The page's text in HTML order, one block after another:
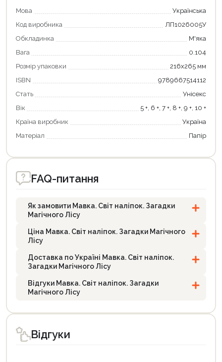
Мова
Українська
Код виробника
ЛП1026005У
Обкладинка
М'яка
Вага
0.104
Розмір упаковки
216х265 мм
ISBN
9789667514112
Стать
Унісекс
Вік
5 +, 6 +, 7 +, 8 +, 9 +, 10 +
Країна виробник
Україна
Матеріал
Папір
FAQ-питання
Як замовити Мавка. Світ наліпок. Загадки
Магічного Лісу
Ціна Мавка. Світ наліпок. Загадки Магічного
Лісу
Доставка по Україні Мавка. Світ наліпок.
Загадки Магічного Лісу
Відгуки Мавка. Світ наліпок. Загадки
Магічного Лісу
Відгуки
Продовжити покупки